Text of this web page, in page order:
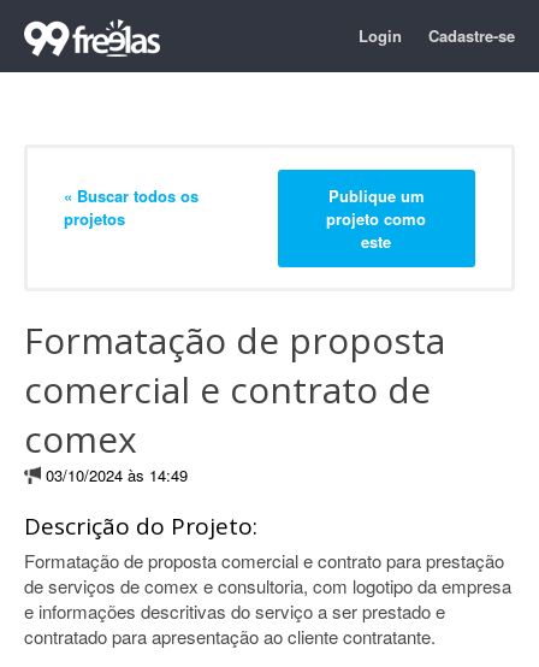
Login Cadastre-se
« Buscar todos os
projetos
Publique um
projeto como
este
Formatação de proposta
comercial e contrato de
comex
03/10/2024 às 14:49
Descrição do Projeto:
Formatação de proposta comercial e contrato para prestação
de serviços de comex e consultoria, com logotipo da empresa
e informações descritivas do serviço a ser prestado e
contratado para apresentação ao cliente contratante.